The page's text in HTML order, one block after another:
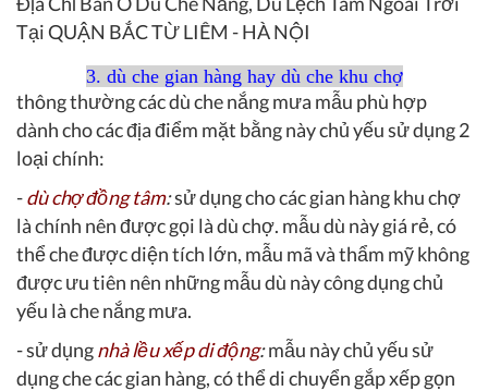
Tại QUẬN BẮC TỪ LIÊM - HÀ NỘI
3. dù che gian hàng hay dù che khu chợ
thông thường các dù che nắng mưa mẫu phù hợp
dành cho các địa điểm mặt bằng này chủ yếu sử dụng 2
loại chính:
-dù chợ đồng tâm:sử dụng cho các gian hàng khu chợ
là chính nên được gọi là dù chợ. mẫu dù này giá rẻ, có
thể che được diện tích lớn, mẫu mã và thẩm mỹ không
được ưu tiên nên những mẫu dù này công dụng chủ
yếu là che nắng mưa.
- sử dụngnhà lều xếp di động:mẫu này chủ yếu sử
dụng che các gian hàng, có thể di chuyển gắp xếp gọn